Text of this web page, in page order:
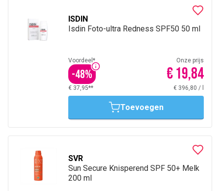
ISDIN
Isdin Foto-ultra Redness SPF50 50 ml
Voordeel*
-48%
Onze prijs
€ 19,84
€ 37,95** € 396,80 /
Toevoegen
SVR
Sun Secure Knisperend SPF 50+ Melk
200 ml